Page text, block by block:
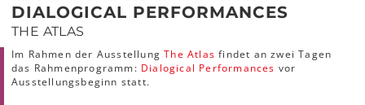
DIALOGICAL PERFORMANCES
THE ATLAS
Im Rahmen der AusstellungThe Atlas findet an zwei Tagen
das Rahmenprogramm: Dialogical Performances vor
Ausstellungsbeginn statt.